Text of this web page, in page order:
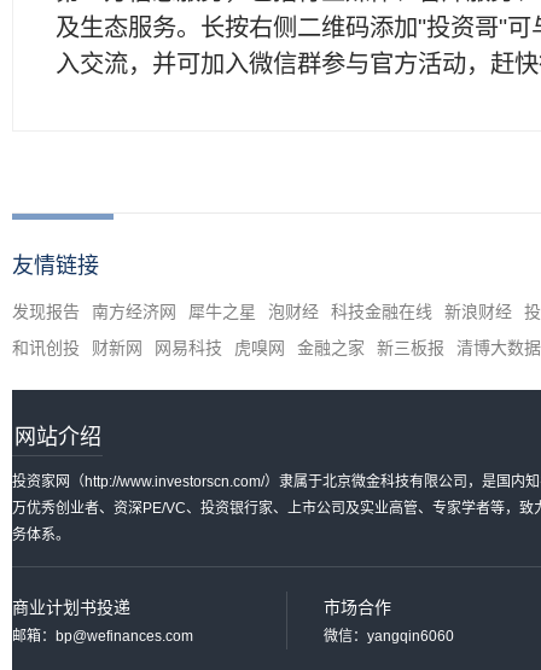
及生态服务。长按右侧二维码添加"投资哥"可
入交流，并可加入微信群参与官方活动，赶
友情链接
发现报告 南方经济网 犀牛之星 泡财经 科技金融在线 新浪财经
和讯创投
财新网 网易科技 虎嗅网 金融之家 新三板报 清博大数据
网站介绍
投资家网（http://www.investorscn.com/）隶属于北京微金科技有限公司，是国内
万优秀创业者、资深PE/VC、投资银行家、上市公司及实业高管、专家学者等，
务体系。
商业计划书投递
邮箱：bp@wefinances.com
市场合作
微信：yangqin6060